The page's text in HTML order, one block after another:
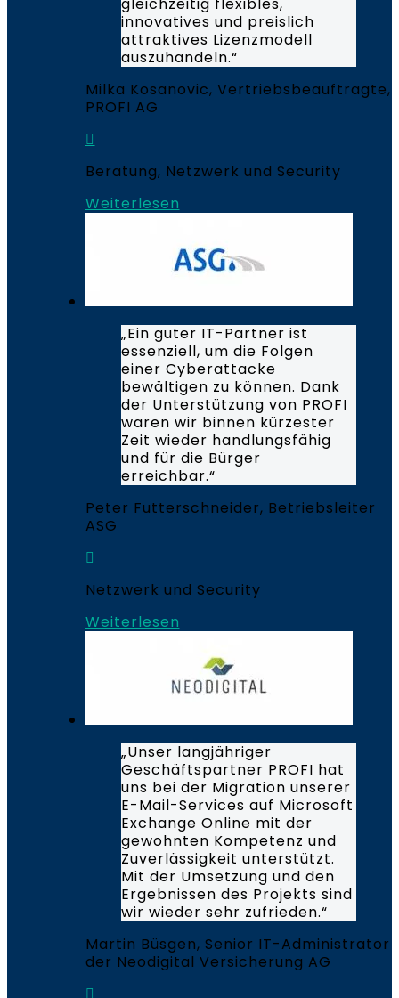
innovatives und preislich
attraktives Lizenzmodell
auszuhandeln.“
Milka Kosanovic, Vertriebsbeauftragte,
PROFI AG
Beratung, Netzwerk und Security
Weiterlesen
„Ein guter IT-Partner ist
essenziell, um die Folgen
einer Cyberattacke
bewältigen zu können. Dank
der Unterstützung von PROFI
waren wir binnen kürzester
Zeit wieder handlungsfähig
und für die Bürger
erreichbar.“
Peter Futterschneider, Betriebsleiter
ASG
Netzwerk und Security
Weiterlesen
„Unser langjähriger
Geschäftspartner PROFI hat
uns bei der Migration unserer
E-Mail-Services auf Microsoft
Exchange Online mit der
gewohnten Kompetenz und
Zuverlässigkeit unterstützt.
Mit der Umsetzung und den
Ergebnissen des Projekts sind
wir wieder sehr zufrieden.“
Martin Büsgen, Senior IT-Administrator
der Neodigital Versicherung AG